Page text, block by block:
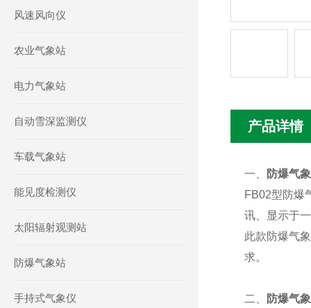
风速风向仪
农业气象站
电力气象站
自动雪深监测仪
车载气象站
能见度检测仪
太阳辐射观测站
防爆气象站
手持式气象仪
产品详情
一、
防爆气
FB02型防爆
讯、显示于
此款防爆气
求。
二、
防爆气